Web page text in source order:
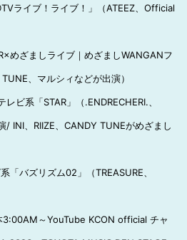
ライブ！ライブ！」（ATEEZ、Official
めざましライブ｜めざましWANGANフ
、マルシィなどが出演）
ビ系「STAR」（.ENDRECHERI.、
/ INI、RIIZE、CANDY TUNEがめざまし
バズリズム02」（TREASURE、
～YouTube KCON official チャ